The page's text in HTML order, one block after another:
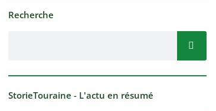
Recherche
StorieTouraine - L'actu en résumé